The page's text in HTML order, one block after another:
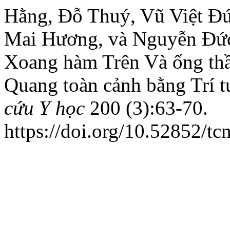
Hằng, Đỗ Thuý, Vũ Việt
Mai Hương, và Nguyễn
Xoang hàm Trên Và ống
Quang toàn cảnh bằng Trí
cứu Y học 200 (3):63-70.
https://doi.org/10.52852/